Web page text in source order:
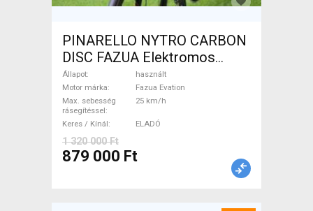
PINARELLO NYTRO CARBON
DISC FAZUA Elektromos
Országúti / Gravel Fazua
Evation használt ELADÓ
Állapot
használt
Motor márka
Fazua Evation
Max. sebesség
rásegítéssel
25 km/h
Keres / Kínál ELADÓ
1 320 000 Ft
879 000 Ft